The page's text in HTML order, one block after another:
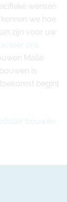
wensen
we hoe
zijn voor uw
ons
Malle
is
begint
bouwen